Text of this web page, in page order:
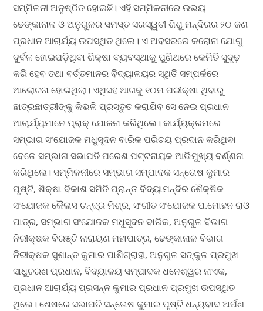
ସମ୍ମିଳନୀ ଅନୁଷ୍ଠିତ ହୋଇଛି। ଏହି ସମ୍ମିଳନୀରେ ଉଭୟ
ଢେଙ୍କାନାଳ ଓ ଅନୁଗୁଳର ସମସ୍ତ ସରସ୍ୱତୀ ଶିଶୁ ମନ୍ଦିରର ୨୦ ଜଣ
ପ୍ରଧାନ ଆଚାର୍ଯ୍ୟ ଉପସ୍ଥିତ ଥିଲେ। ଏ ଅବସରରେ କରୋନା ଯୋଗୁ
ଦୁର୍ବଳ ହୋଇପଡ଼ିଥିବା ଶିକ୍ଷା ବ୍ୟବସ୍ଥାକୁ ପୁଣିଥରେ କେମିତି ସୁଦୃଢ଼
କରି ହେବ ତଥା ବର୍ତ୍ତମାନର ବିଦ୍ୟାଳୟର ସ୍ଥିତି ସମ୍ପର୍କରେ
ଆଲୋଚନା ହୋଇଥିଲା। ଏଥିସହ ଆଗକୁ ୧୦ମ ପରୀକ୍ଷା ଥିବାରୁ
ଛାତ୍ରଛାତ୍ରୀଙ୍କୁ କିଭଳି ପ୍ରସ୍ତୁତ କରାଯିବ ସେ ନେଇ ପ୍ରଧାନ
ଆଚାର୍ଯ୍ୟମାନେ ପ୍ରାକ୍‌ ଯୋଜନା କରିଥିଲେ। କାର୍ଯ୍ୟକ୍ରମରେ
ସମ୍ଭାଗ ସଂଯୋଜକ ମଧୁସୂଦନ ବାରିକ ପରିଚୟ ପ୍ରଦାନ କରିଥିବା
ବେଳେ ସମ୍ଭାଗ ସଭାପତି ପରେଶ ପଟ୍ଟନାୟକ ଆଭିମୁଖ୍ୟ ବର୍ଣ୍ଣନା
କରିଥିଲେ। ସମ୍ମିଳନୀରେ ସମ୍ଭାଗ ସମ୍ପାଦକ ସନ୍ତୋଷ କୁମାର
ପୃଷ୍ଟି, ଶିକ୍ଷା ବିକାଶ ସମିତି ପ୍ରାନ୍ତ ବିଦ୍ୟାମନ୍ଦିର ଶୈକ୍ଷିକ
ସଂଯୋଜକ କୈଳାସ ଚନ୍ଦ୍ର ମିଶ୍ର, ସଂଗୀତ ସଂଯୋଜକ ପ.ମୋହନ ରାଓ
ପାତ୍ର, ସମ୍ଭାଗ ସଂଯୋଜକ ମଧୁସୂଦନ ବାରିକ, ଅନୁଗୁଳ ବିଭାଗ
ନିରୀକ୍ଷକ ବିରଞ୍ଚି ନାରାୟଣ ମହାପାତ୍ର, ଢେଙ୍କାନାଳ ବିଭାଗ
ନିରୀକ୍ଷକ ସୁଶାନ୍ତ କୁମାର ପାଶିଗ୍ରାହୀ, ଅନୁଗୁଳ ସଙ୍କୁଳ ପ୍ରମୁଖ
ସାଧୁଚରଣ ପ୍ରଧାନ, ବିଦ୍ୟାଳୟ ସମ୍ପାଦକ ଧନେଶ୍ୱର ନାଏକ,
ପ୍ରଧାନ ଆଚାର୍ଯ୍ୟ ପ୍ରସନ୍ନ କୁମାର ପ୍ରଧାନ ପ୍ରମୁଖ ଉପସ୍ଥିତ
ଥିଲେ। ଶେଷରେ ସଭାପତି ସନ୍ତୋଷ କୁମାର ପୃଷ୍ଟି ଧନ୍ୟବାଦ ଅର୍ପଣ